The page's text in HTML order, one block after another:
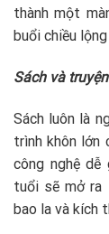
thành một
buổi chiều
Sách và
Sách luôn là
trình khôn lớn
công nghệ dễ
tuổi sẽ mở
bao la và kích